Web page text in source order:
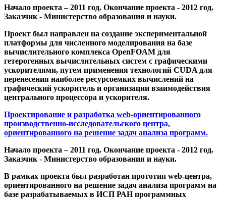
Начало проекта – 2011 год. Окончание проекта - 2012 год.
Заказчик - Министерство образования и науки.
Проект был направлен на создание экспериментальной
платформы для численного моделирования на базе
вычислительного комплекса OpenFOAM для
гетерогенных вычислительных систем с графическими
ускорителями, путем применения технологий CUDA для
перенесения наиболее ресурсоемких вычислений на
графический ускоритель и организации взаимодействия
центрального процессора и ускорителя.
Проектирование и разработка web-ориентированного
производственно-исследовательского центра,
ориентированного на решение задач анализа программ.
Начало проекта – 2011 год. Окончание проекта - 2012 год.
Заказчик - Министерство образования и науки.
В рамках проекта был разработан прототип web-центра,
ориентированного на решение задач анализа программ на
базе разрабатываемых в ИСП РАН программных